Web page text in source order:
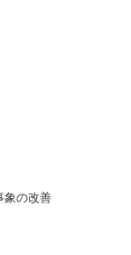
象の改善